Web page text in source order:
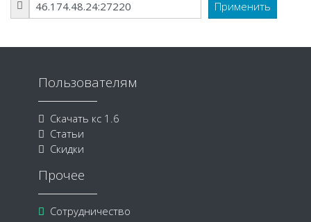
Пользователям
Скачать кс 1.6
Статьи
Скидки
Прочее
Сотрудничество